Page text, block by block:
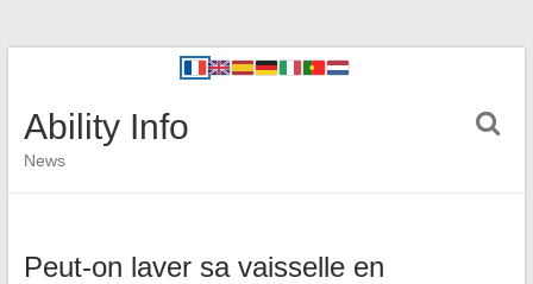
Ability Info
News
Peut-on laver sa vaisselle en